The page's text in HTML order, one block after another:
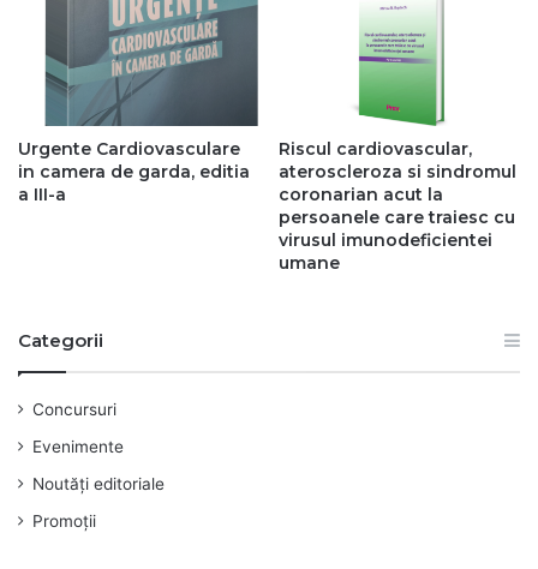
Urgente Cardiovasculare
in camera de garda, editia
a III-a
Riscul cardiovascular,
ateroscleroza si sindromul
coronarian acut la
persoanele care traiesc cu
virusul imunodeficientei
umane
Categorii
Concursuri
Evenimente
Noutăți editoriale
Promoții